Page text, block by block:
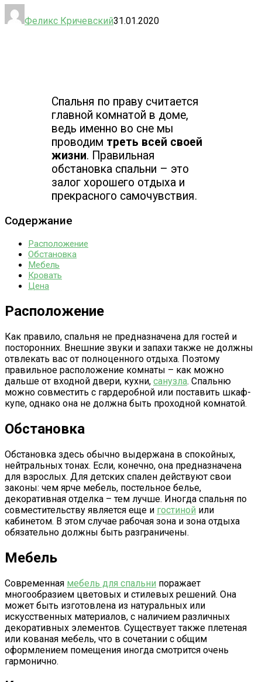
Феликс Кричевский31.01.2020
Спальня по праву считается
главной комнатой в доме,
ведь именно во сне мы
проводим треть всей своей
жизни. Правильная
обстановка спальни – это
залог хорошего отдыха и
прекрасного самочувствия.
Содержание
Расположение
Обстановка
Мебель
Кровать
Цена
Расположение
Как правило, спальня не предназначена для гостей и
посторонних. Внешние звуки и запахи также не должны
отвлекать вас от полноценного отдыха. Поэтому
правильное расположение комнаты – как можно
дальше от входной двери, кухни, санузла. Спальню
можно совместить с гардеробной или поставить шкаф-
купе, однако она не должна быть проходной комнатой.
Обстановка
Обстановка здесь обычно выдержана в спокойных,
нейтральных тонах. Если, конечно, она предназначена
для взрослых. Для детских спален действуют свои
законы: чем ярче мебель, постельное белье,
декоративная отделка – тем лучше. Иногда спальня по
совместительству является еще и гостиной или
кабинетом. В этом случае рабочая зона и зона отдыха
обязательно должны быть разграничены.
Мебель
Современная мебель для спальни поражает
многообразием цветовых и стилевых решений. Она
может быть изготовлена из натуральных или
искусственных материалов, с наличием различных
декоративных элементов. Существует также плетеная
или кованая мебель, что в сочетании с общим
оформлением помещения иногда смотрится очень
гармонично.